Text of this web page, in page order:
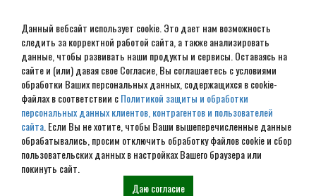
Данный вебсайт использует cookie. Это дает нам возможность
следить за корректной работой сайта, а также анализировать
данные, чтобы развивать наши продукты и сервисы. Оставаясь на
сайте и (или) давая свое Согласие, Вы соглашаетесь с условиями
обработки Ваших персональных данных, содержащихся в cookie-
файлах в соответствии сПолитикой защиты и обработки
персональных данных клиентов, контрагентов и пользователей
сайта . Если Вы не хотите, чтобы Ваши вышеперечисленные данные
обрабатывались, просим отключить обработку файлов cookie и сбор
пользовательских данных в настройках Вашего браузера или
покинуть сайт.
Даю согласие
Строительство домов под
усадку в Сочи
Наши проекты